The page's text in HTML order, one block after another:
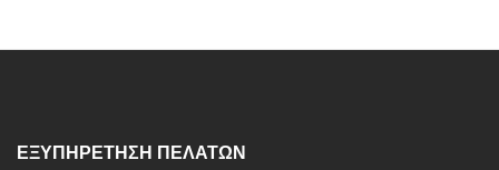
ΕΞΥΠΗΡΕΤΗΣΗ ΠΕΛΑΤΩΝ